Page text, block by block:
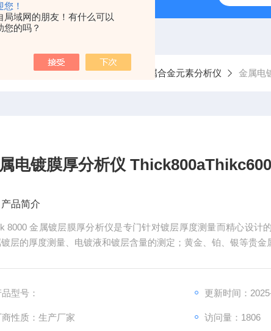
您！
局域网的朋友！有什么可以
您的吗？
位置： 首页 产品中心 金属合金元素分析仪 金属电
电镀膜厚分析仪 Thick800aThikc600
产品简介
8000 金属镀层膜厚分析仪是专门针对镀层厚度测量而精心设计
层的厚度测量、电镀液和镀层含量的测定；黄金、铂、银等贵金
型号： 更新时间：
商性质：生产厂家 访问量：1806